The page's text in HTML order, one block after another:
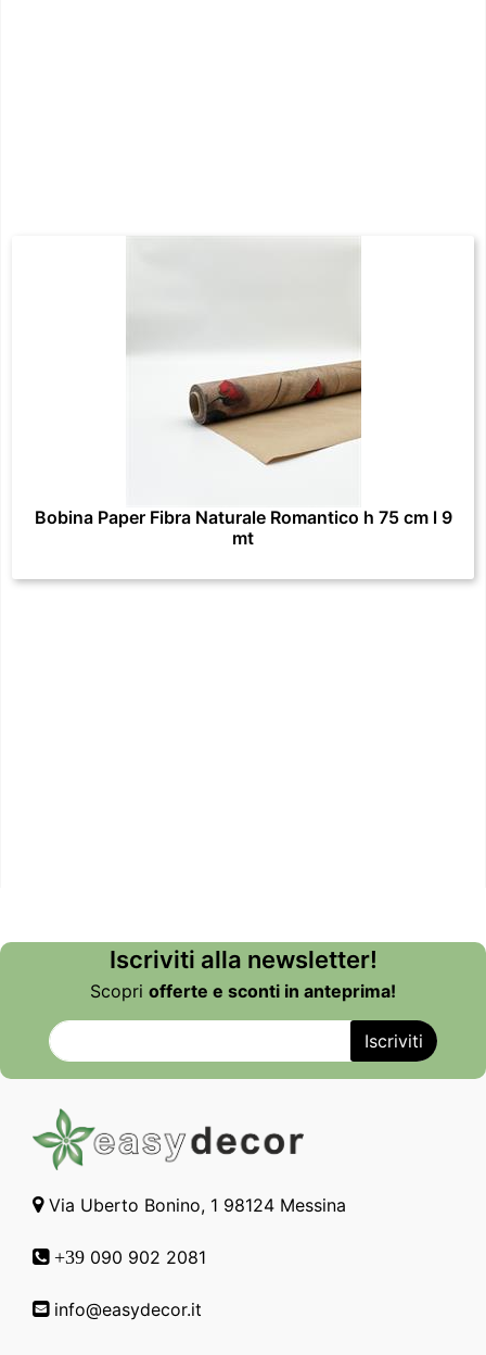
Bobina Paper Fibra Naturale Romantico h 75 cm l 9
mt
Iscriviti alla newsletter!
Scopri offerte e sconti in anteprima!
Via Uberto Bonino, 1 98124 Messina
+39 090 902 2081
info@easydecor.it